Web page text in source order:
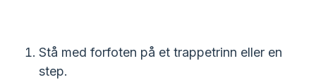
Stå med forfoten på et trappetrinn eller en
step.